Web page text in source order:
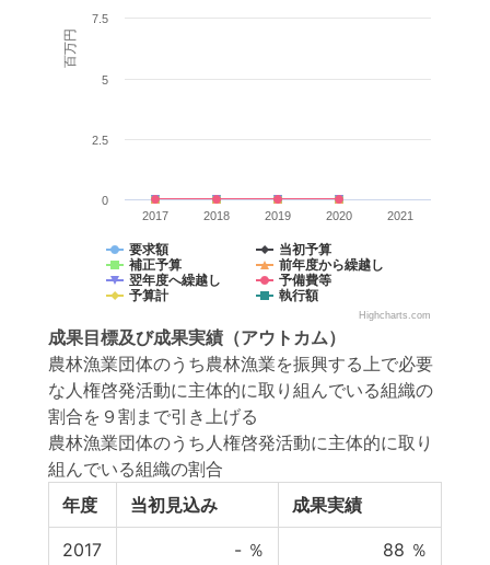
百万円
要求額
当初予算
補正予算
前年度から繰越し
翌年度へ繰越し
予備費等
予算計
執行額
2017 2018 2019 2020 2021
0
2.5
5
7.5
Highcharts.com
成果目標及び成果実績 （アウトカム）
農林漁業団体のうち農林漁業を振興する上で必要
な人権啓発活動に主体的に取り組んでいる組織の
割合を９割まで引き上げる
農林漁業団体のうち人権啓発活動に主体的に取り
組んでいる組織の割合
年度
当初見込み 成果実績
2017 - ％ 88 ％